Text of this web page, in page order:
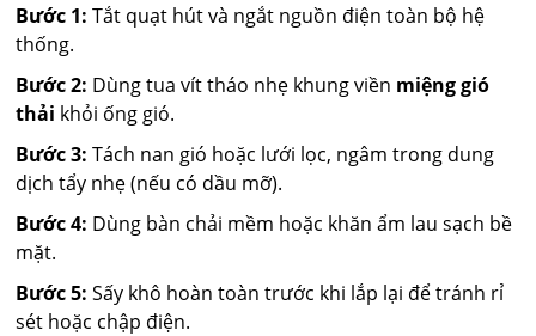
Bước 1: Tắt quạt hút và ngắt nguồn điện toàn bộ hệ
thống.
Bước 2: Dùng tua vít tháo nhẹ khung viền miệng gió
thải khỏi ống gió.
Bước 3: Tách nan gió hoặc lưới lọc, ngâm trong dung
dịch tẩy nhẹ (nếu có dầu mỡ).
Bước 4: Dùng bàn chải mềm hoặc khăn ẩm lau sạch bề
mặt.
Bước 5: Sấy khô hoàn toàn trước khi lắp lại để tránh rỉ
sét hoặc chập điện.